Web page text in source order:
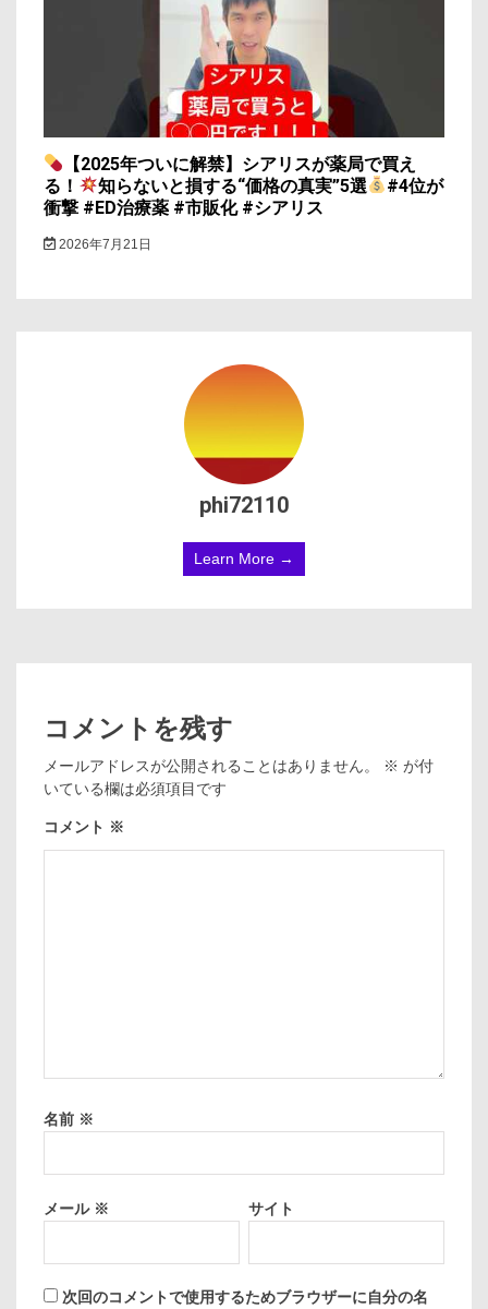
【2025年ついに解禁】シアリスが薬局で買え
る！
知らないと損する“価格の真実”5選
#4位が
衝撃 #ED治療薬 #市販化 #シアリス
2026年7月21日
phi72110
Learn More →
コメントを残す
メールアドレスが公開されることはありません。 ※ が付
いている欄は必須項目です
コメント ※
名前 ※
メール ※ サイト
次回のコメントで使用するためブラウザーに自分の名